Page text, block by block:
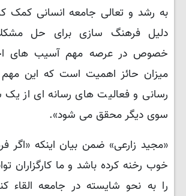
به رشد و تعالی جامعه انسانی کمک
دلیل فرهنگ سازی برای حل
خصوص در عرصه مهم آسیب ‌های
میزان حائز اهمیت است که این مهم
رسانی و فعالیت ‌های رسانه ‌ای از
سوی دیگر محقق می‌ شود».
«مجید زارعی» ضمن بیان اینکه «اگر
خوب رخنه کرده باشد و ما کارگزاران
را به نحو شایسته در جامعه القاء